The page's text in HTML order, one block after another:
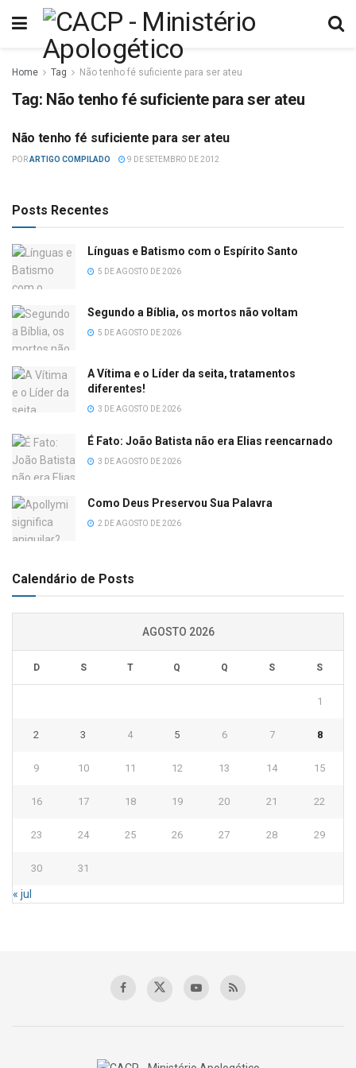
Home Tag Não tenho fé suficiente para ser ateu
Tag: Não tenho fé suficiente para ser ateu
ATEÍSMO
Não tenho fé suficiente para ser ateu
PORARTIGO COMPILADO 9 DE SETEMBRO DE 2012
Posts Recentes
Línguas e Batismo com o Espírito Santo
5 DE AGOSTO DE 2026
Segundo a Bíblia, os mortos não voltam
5 DE AGOSTO DE 2026
A Vítima e o Líder da seita, tratamentos
diferentes!
3 DE AGOSTO DE 2026
É Fato: João Batista não era Elias reencarnado
3 DE AGOSTO DE 2026
Como Deus Preservou Sua Palavra
2 DE AGOSTO DE 2026
Calendário de Posts
AGOSTO 2026
D S T Q Q S S
1
2 3 4 5 6 7 8
9 10 11 12 13 14 15
16 17 18 19 20 21 22
23 24 25 26 27 28 29
30 31
« jul